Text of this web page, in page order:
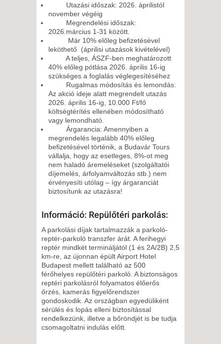
Utazási időszak: 2026. áprilistól
november végéig
Megrendelési időszak:
2026.március 1-31 között.
Már 10% előleg befizetésével
leköthető (áprilisi utazások kivételével)
A teljes, ÁSZF-ben meghatározott
40% előleg pótlása 2026. április 16-ig
szükséges a foglalás véglegesítéséhez
Rugalmas módosítás és lemondás:
Az akció ideje alatt megrendelt utazás
2026. április 16-ig, 10.000 Ft/fő
költségtérítés ellenében módosítható
vagy lemondható.
Árgarancia: Amennyiben a
megrendelés legalább 40% előleg
befizetésével történik, a Budavár Tours
vállalja, hogy az esetleges, 8%-ot meg
nem haladó áremeléseket (szolgáltatói
díjemelés, árfolyamváltozás stb.) nem
érvényesíti utólag – így árgaranciát
biztosítunk az utazásra!
Információ: Repülőtéri parkolás:
A parkolási díjak tartalmazzák a parkoló-
reptér-parkoló transzfer árát. A ferihegyi
reptér mindkét termináljától (1 és 2A/2B) 2,5
km-re, az újonnan épült Airport Hotel
Budapest mellett található az 500
férőhelyes repülőtéri parkoló. A biztonságos
reptéri parkolásról folyamatos élőerős
őrzés, kamerás figyelőrendszer
gondoskodik. Az országban egyedüliként
sérülés és lopás elleni biztosítással
rendelkezünk, illetve a bőröndjét is be tudja
csomagoltatni indulás előtt.